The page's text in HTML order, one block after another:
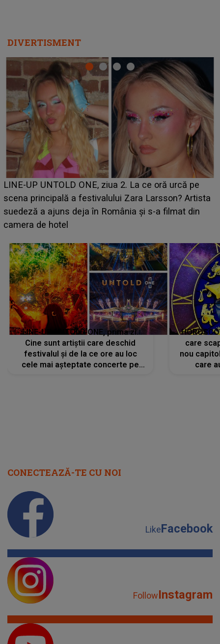
DIVERTISMENT
Ce a dezvăluit noua concurentă din "Casa Iubirii" l-a
luat prin surprindere pe Emanuel. CINE ESTE
BĂIATUL VIZAT de Alexandra?! Aflându-se în fața
faptului împlinit, A RECUNOSCUT IMEDIAT: "Am
LINE-UP UNTOLD ONE, prima zi.
Cine sunt artiștii care deschid
festivalul și de la ce ore au loc
cele mai așteptate concerte pe
care
nou
care
CONECTEAZĂ-TE CU NOI
LikeFacebook
FollowInstagram